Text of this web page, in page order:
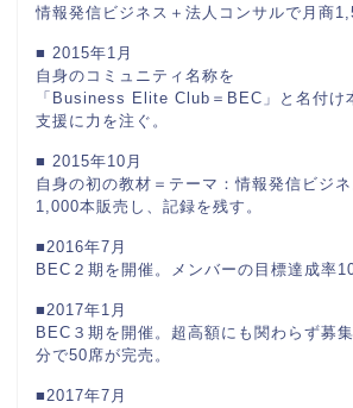
情報発信ビジネス＋法人コンサルで月商
■ 2015年1月
自身のコミュニティ名称を
「Business Elite Club＝BEC」と名付け
支援に力を注ぐ。
■ 2015年10月
自身の初の教材＝テーマ：情報発信ビジ
1,000本販売し、記録を残す。
■2016年7月
BEC２期を開催。メンバーの目標達成率
■2017年1月
BEC３期を開催。超高額にも関わらず募
分で50席が完売。
■2017年7月